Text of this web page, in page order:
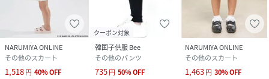
NARUMIYA ONLINE
その他のスカート
1,518円 40%OFF
クーポン対象
韓国子供服 Bee
その他のパンツ
735円 50%OFF
NARUMIYA ONLINE
その他のスカート
1,463円 30%OFF